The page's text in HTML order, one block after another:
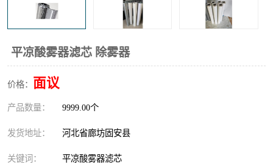
平凉酸雾器滤芯 除雾器
价格： 面议
产品数量： 9999.00个
发货地址： 河北省廊坊固安县
关键词： 平凉酸雾器滤芯